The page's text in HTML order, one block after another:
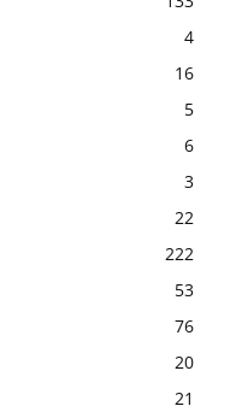
4
16
5
6
3
22
222
53
76
20
21